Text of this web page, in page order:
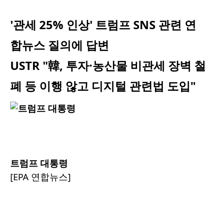
'관세 25% 인상' 트럼프 SNS 관련 연
합뉴스 질의에 답변
USTR "韓, 투자·농산물 비관세 장벽 철
폐 등 이행 않고 디지털 관련법 도입"
트럼프 대통령
[EPA 연합뉴스]